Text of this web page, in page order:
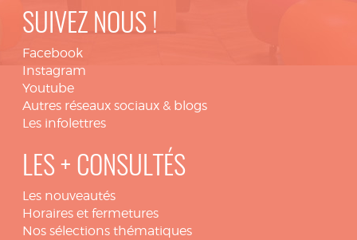
SUIVEZ NOUS !
Facebook
Instagram
Youtube
Autres réseaux sociaux & blogs
Les infolettres
LES + CONSULTÉS
Les nouveautés
Horaires et fermetures
Nos sélections thématiques